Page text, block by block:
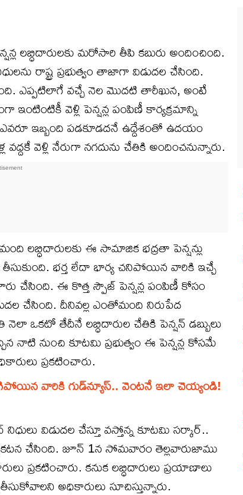
లబ్ధిదారులకు మరోసారి తీపి కబురు అందించింది.
రాష్ట్ర ప్రభుత్వం తాజాగా విడుదల చేసింది.
ఎప్పటిలాగే వచ్చే నెల మొదటి తారీఖున, అంటే
వెళ్లి పెన్షన్ల పంపిణీ కార్యక్రమాన్ని
ఎవరూ ఇబ్బంది పడకూడదనే ఉద్దేశంతో ఉదయం
వెళ్లి నేరుగా నగదును చేతికి అందించనున్నారు.
లబ్ధిదారులకు ఈ సామాజిక భద్రతా పెన్షన్లు
భర్త లేదా భార్య చనిపోయిన వారికి ఇచ్చే
చేసింది. ఈ కొత్త స్పౌజ్ పెన్షన్ల పంపిణీ కోసం
చేసింది. దీనివల్ల ఎంతోమంది నిరుపేద
నెలా ఒకటో తేదీనే లబ్ధిదారుల చేతికి పెన్షన్ డబ్బులు
నాటి నుంచి కూటమి ప్రభుత్వం ఈ పెన్షన్ల కోసమే
ప్రకటించారు.
ఆగిపోయిన వారికి గుడ్‌న్యూస్.. వెంటనే ఇలా చెయ్యండి!
విడుదల చేస్తూ వస్తోన్న కూటమి సర్కార్..
చేసింది. జూన్ 1న సోమవారం తెల్లవారుజాము
ప్రకటించారు. కనుక లబ్ధిదారులు ప్రయాణాలు
అధికారులు సూచిస్తున్నారు.